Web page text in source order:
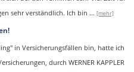
sehr verständlich. Ich bin ... [mehr]
in Versicherungsfällen bin, hatte ich
durch WERNER KAPPLER